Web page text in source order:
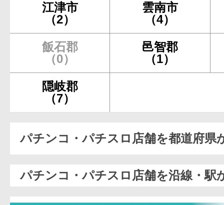
江津市
（2）
雲南市
（4）
飯石郡
（0）
邑智郡
（1）
隠岐郡
（7）
パチンコ・パチスロ店舗を都道府県
パチンコ・パチスロ店舗を沿線・駅